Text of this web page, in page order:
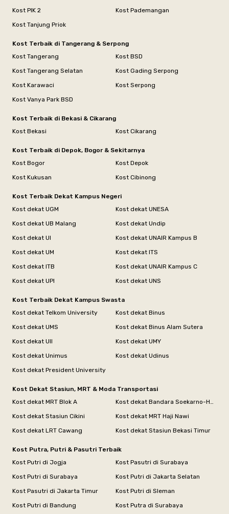
Kost PIK 2
Kost Pademangan
Kost Tanjung Priok
Kost Terbaik di Tangerang & Serpong
Kost Tangerang
Kost BSD
Kost Tangerang Selatan
Kost Gading Serpong
Kost Karawaci
Kost Serpong
Kost Vanya Park BSD
Kost Terbaik di Bekasi & Cikarang
Kost Bekasi
Kost Cikarang
Kost Terbaik di Depok, Bogor & Sekitarnya
Kost Bogor
Kost Depok
Kost Kukusan
Kost Cibinong
Kost Terbaik Dekat Kampus Negeri
Kost dekat UGM
Kost dekat UNESA
Kost dekat UB Malang
Kost dekat Undip
Kost dekat UI
Kost dekat UNAIR Kampus B
Kost dekat UM
Kost dekat ITS
Kost dekat ITB
Kost dekat UNAIR Kampus C
Kost dekat UPI
Kost dekat UNS
Kost Terbaik Dekat Kampus Swasta
Kost dekat Telkom University
Kost dekat Binus
Kost dekat UMS
Kost dekat Binus Alam Sutera
Kost dekat UII
Kost dekat UMY
Kost dekat Unimus
Kost dekat Udinus
Kost dekat President University
Kost Dekat Stasiun, MRT & Moda Transportasi
Kost dekat MRT Blok A
Kost dekat Bandara Soekarno-Hatta
Kost dekat Stasiun Cikini
Kost dekat MRT Haji Nawi
Kost dekat LRT Cawang
Kost dekat Stasiun Bekasi Timur
Kost Putra, Putri & Pasutri Terbaik
Kost Putri di Jogja
Kost Pasutri di Surabaya
Kost Putri di Surabaya
Kost Putri di Jakarta Selatan
Kost Pasutri di Jakarta Timur
Kost Putri di Sleman
Kost Putri di Bandung
Kost Putra di Surabaya